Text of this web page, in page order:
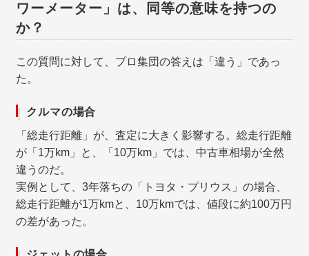
ワーメーター」は、同等の意味を持つの
か？
この質問に対して、プロ集団の答えは「違う」であっ
た。
クルマの場合
「総走行距離」が、査定に大きく影響する。総走行距離
が「1万km」と、「10万km」では、中古車相場が全然
違うのだ。
実例として、3年落ちの「トヨタ・プリウス」の場合、
総走行距離が1万kmと、10万kmでは、値段に約100万円
の差があった。